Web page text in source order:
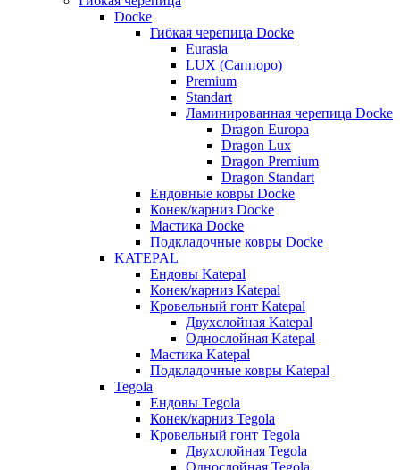
Docke
Гибкая черепица Docke
Eurasia
LUX (Саппоро)
Premium
Standart
Ламинированная черепица Docke
Dragon Europa
Dragon Lux
Dragon Premium
Dragon Standart
Ендовные ковры Docke
Конек/карниз Docke
Мастика Docke
Подкладочные ковры Docke
KATEPAL
Ендовы Katepal
Конек/карниз Katepal
Кровельный гонт Katepal
Двухслойная Katepal
Однослойная Katepal
Мастика Katepal
Подкладочные ковры Katepal
Tegola
Ендовы Tegola
Конек/карниз Tegola
Кровельный гонт Tegola
Двухслойная Tegola
Однослойная Tegola